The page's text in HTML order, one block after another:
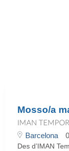
Mosso/a
IMAN
Barcelona
Des d’IMAN